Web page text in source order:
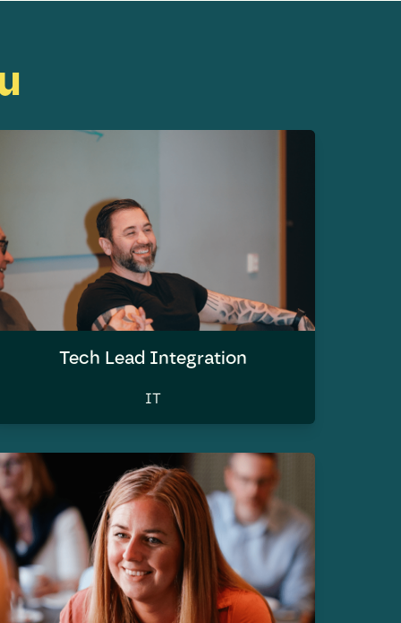
Tech Lead Integration
IT